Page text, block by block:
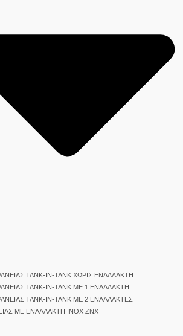
TANK-IN-TANK ΧΩΡΙΣ ΕΝΑΛΛΑΚΤΗ
TANK-IN-TANK ΜΕ 1 ΕΝΑΛΛΑΚΤΗ
TANK-IN-TANK ΜΕ 2 ΕΝΑΛΛΑΚΤΕΣ
ΜΕ ΕΝΑΛΛΑΚΤΗ INOX ΖΝΧ